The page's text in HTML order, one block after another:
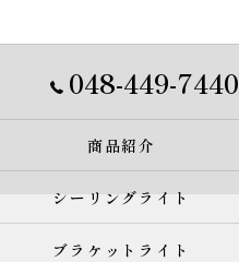
048-449-7440
商品紹介
シーリングライト
ブラケットライト